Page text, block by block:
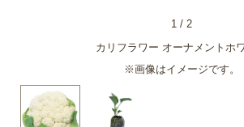
カリフラワー オーナメントホ
※画像はイメージです。
1 / 2